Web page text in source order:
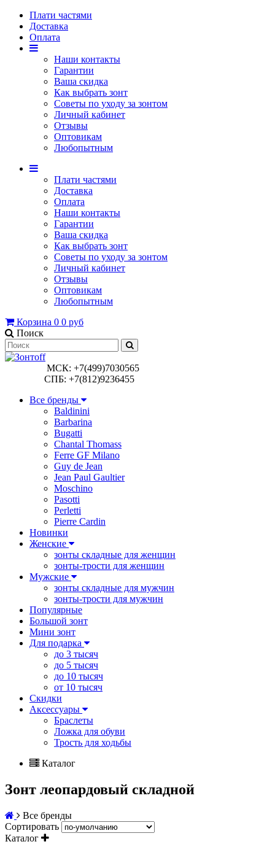
Плати частями
Доставка
Оплата
Наши контакты
Гарантии
Ваша скидка
Как выбрать зонт
Советы по уходу за зонтом
Личный кабинет
Отзывы
Оптовикам
Любопытным
Плати частями
Доставка
Оплата
Наши контакты
Гарантии
Ваша скидка
Как выбрать зонт
Советы по уходу за зонтом
Личный кабинет
Отзывы
Оптовикам
Любопытным
Корзина 0 0 руб
Поиск
МСК: +7(499)7030565
СПБ: +7(812)9236455
Все бренды
Baldinini
Barbarina
Bugatti
Chantal Thomass
Ferre GF Milano
Guy de Jean
Jean Paul Gaultier
Moschino
Pasotti
Perletti
Pierre Cardin
Новинки
Женские
зонты складные для женщин
зонты-трости для женщин
Мужские
зонты складные для мужчин
зонты-трости для мужчин
Популярные
Большой зонт
Мини зонт
Для подарка
до 3 тысяч
до 5 тысяч
до 10 тысяч
от 10 тысяч
Скидки
Аксессуары
Браслеты
Ложка для обуви
Трость для ходьбы
Каталог
Зонт леопардовый складной
Все бренды
Сортировать
Каталог